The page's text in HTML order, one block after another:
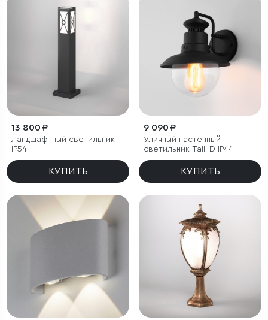
13 800 ₽
Ландшафтный светильник
IP54
КУПИТЬ
9 090 ₽
Уличный настенный
светильник Talli D IP44
КУПИТЬ